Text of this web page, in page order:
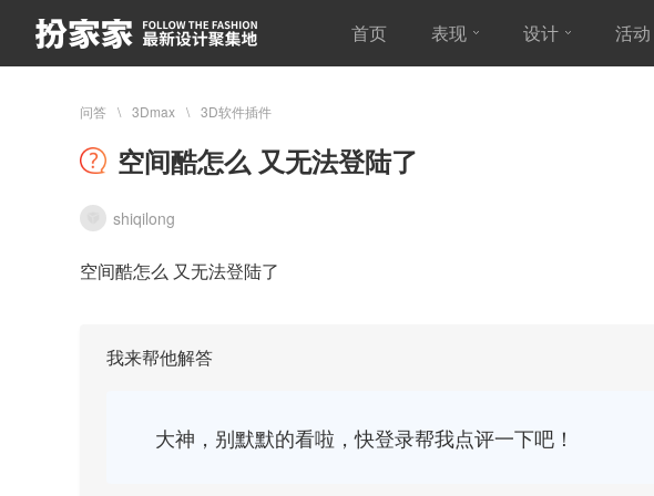
首页 表现 设计 活动
问答 3Dmax 3D软件插件
空间酷怎么 又无法登陆了
shiqilong
空间酷怎么 又无法登陆了
我来帮他解答
大神，别默默的看啦，快登录帮我点评一下吧！